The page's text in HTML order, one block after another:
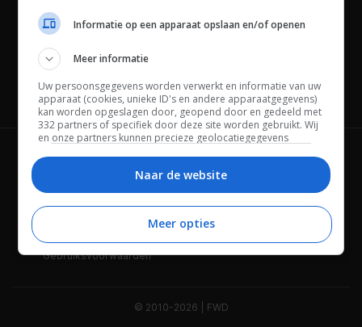
Channels
Wie is FWD Privacybeleid
Adverteren Contact
Gebruiksvoorwaarden
© 2010-2026 | FWD
Informatie op een apparaat opslaan en/of openen
Meer informatie
Uw persoonsgegevens worden verwerkt en informatie van uw
apparaat (cookies, unieke ID's en andere apparaatgegevens)
kan worden opgeslagen door, geopend door en gedeeld met
332 partners of specifiek door deze site worden gebruikt. Wij
en onze partners kunnen precieze geolocatiegegevens
Bepaalde leveranciers kunnen uw persoonsgegevens
beheren. Zoek onderaan deze pagina of in het sitemenu naar
een link om uw toestemming te beheren of in te trekken via de
privacy- en cookie-instellingen.
Naar de website
Meer opties